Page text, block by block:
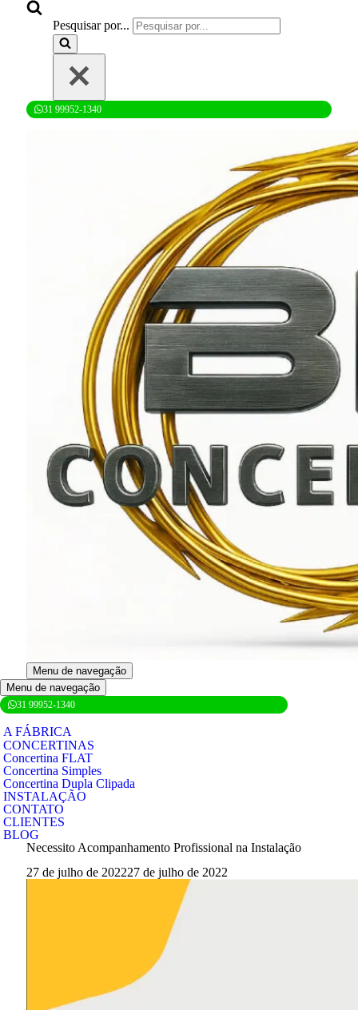
Pesquisar por...
31 99952-1340
Menu de navegação
Menu de navegação
31 99952-1340
A FÁBRICA
CONCERTINAS
Concertina FLAT
Concertina Simples
Concertina Dupla Clipada
INSTALAÇÃO
CONTATO
CLIENTES
BLOG
Necessito Acompanhamento Profissional na Instalação
27 de julho de 202227 de julho de 2022